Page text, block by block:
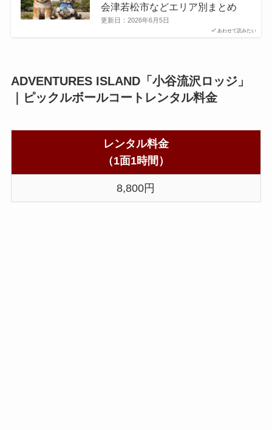
あわせて読みたい
会津若松市などエリア別まとめ
更新日： 2026年6月5日
ADVENTURES ISLAND「小谷流沢ロッジ」
｜ピックルボールコートレンタル料金
レンタル料金
（1面1時間）
8,800円